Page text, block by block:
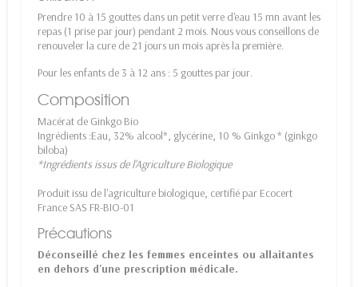
Prendre 10 à 15 gouttes dans un petit verre d'eau 15 mn avant les
repas (1 prise par jour) pendant 2 mois. Nous vous conseillons de
renouveler la cure de 21 jours un mois après la première.
Pour les enfants de 3 à 12 ans : 5 gouttes par jour.
Composition
Macérat de Ginkgo Bio
Ingrédients :Eau, 32% alcool*, glycérine, 10 % Ginkgo * (ginkgo
biloba)
*Ingrédients issus de l'Agriculture Biologique
Produit issu de l'agriculture biologique, certifié par Ecocert
France SAS FR-BIO-01
Précautions
Déconseillé chez les femmes enceintes ou allaitantes
en dehors d'une prescription médicale.